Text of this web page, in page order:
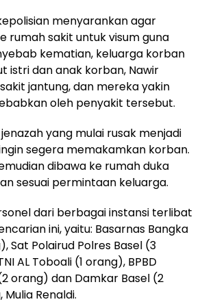
menyarankan agar
rumah sakit untuk visum guna
kematian, keluarga korban
istri dan anak korban, Nawir
jantung, dan mereka yakin
oleh penyakit tersebut.
yang mulai rusak menjadi
segera memakamkan korban.
dibawa ke rumah duka
sesuai permintaan keluarga.
dari berbagai instansi terlibat
ini, yaitu: Basarnas Bangka
Sat Polairud Polres Basel (3
AL Toboali (1 orang), BPBD
orang) dan Damkar Basel (2
Renaldi.